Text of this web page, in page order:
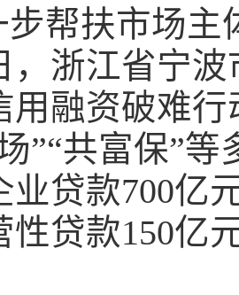
步帮扶市场主
，浙江省宁
用融资破难行
”“共富保”
业贷款700亿
性贷款150亿